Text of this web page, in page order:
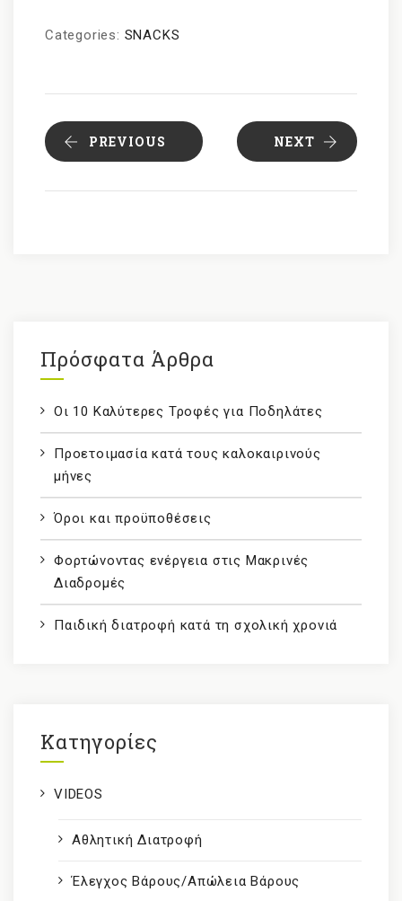
Categories: SNACKS
PREVIOUS NEXT
Πρόσφατα Άρθρα
Οι 10 Καλύτερες Τροφές για Ποδηλάτες
Προετοιμασία κατά τους καλοκαιρινούς
μήνες
Όροι και προϋποθέσεις
Φορτώνοντας ενέργεια στις Μακρινές
Διαδρομές
Παιδική διατροφή κατά τη σχολική χρονιά
Kατηγορίες
VIDEOS
Αθλητική Διατροφή
Έλεγχος Βάρους/Απώλεια Βάρους